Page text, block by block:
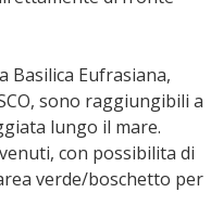
Basilica Eufrasiana,
sono raggiungibili a
lungo il mare.
con possibilita di
verde/boschetto per